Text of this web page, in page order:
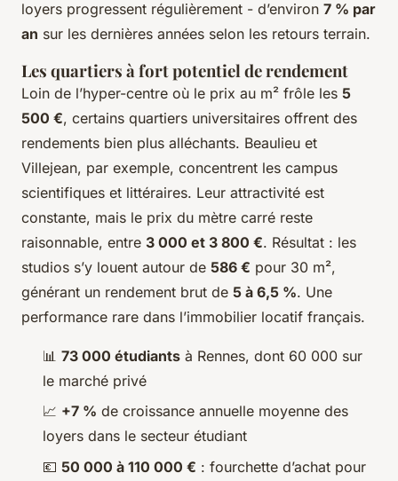
loyers progressent régulièrement - d’environ 7 % par
an sur les dernières années selon les retours terrain.
Les quartiers à fort potentiel de rendement
Loin de l’hyper-centre où le prix au m² frôle les 5
500 €, certains quartiers universitaires offrent des
rendements bien plus alléchants. Beaulieu et
Villejean, par exemple, concentrent les campus
scientifiques et littéraires. Leur attractivité est
constante, mais le prix du mètre carré reste
raisonnable, entre 3 000 et 3 800 €. Résultat : les
studios s’y louent autour de 586 € pour 30 m²,
générant un rendement brut de 5 à 6,5 %. Une
performance rare dans l’immobilier locatif français.
📊 73 000 étudiants à Rennes, dont 60 000 sur
le marché privé
📈 +7 % de croissance annuelle moyenne des
loyers dans le secteur étudiant
💶 50 000 à 110 000 € : fourchette d’achat pour